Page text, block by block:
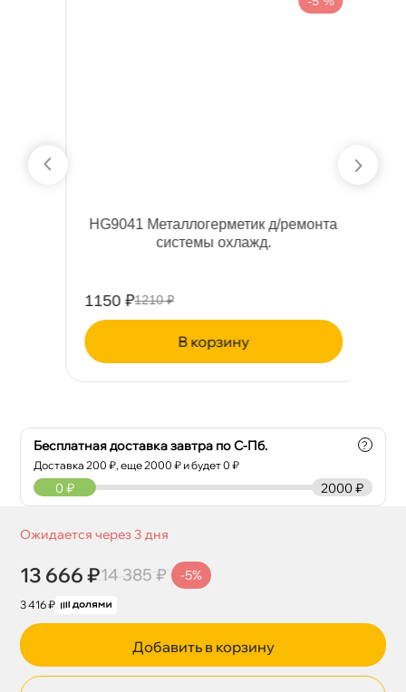
HG9041 Металлогерметик д/ремонта
системы охлажд.
1150 ₽ 1210 ₽
корзину
Бесплатная доставка завтра по С-Пб.
Доставка200 ₽, еще2000 ₽ и будет 0 ₽
?
2000 ₽
0 ₽
Ожидается через 3 дня
13 666 ₽14 385 ₽ -5%
3 416 ₽
Добавить в корзину